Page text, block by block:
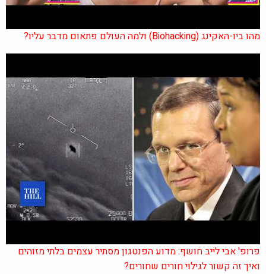
מהו ביו-האקינג (Biohacking) ולמה העולם פתאום מדבר עליו?
פרופ' אבי לייב חושף: מדוע הפנטגון מסתיר עצמים בלתי מזוהים
ואיך זה קשור לגילוי חורים שחורים?